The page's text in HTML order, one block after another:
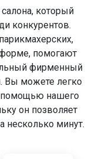
который
конкурентов.
помогают
фирменный
Вы можете легко
помощью нашего
он позволяет
несколько минут.